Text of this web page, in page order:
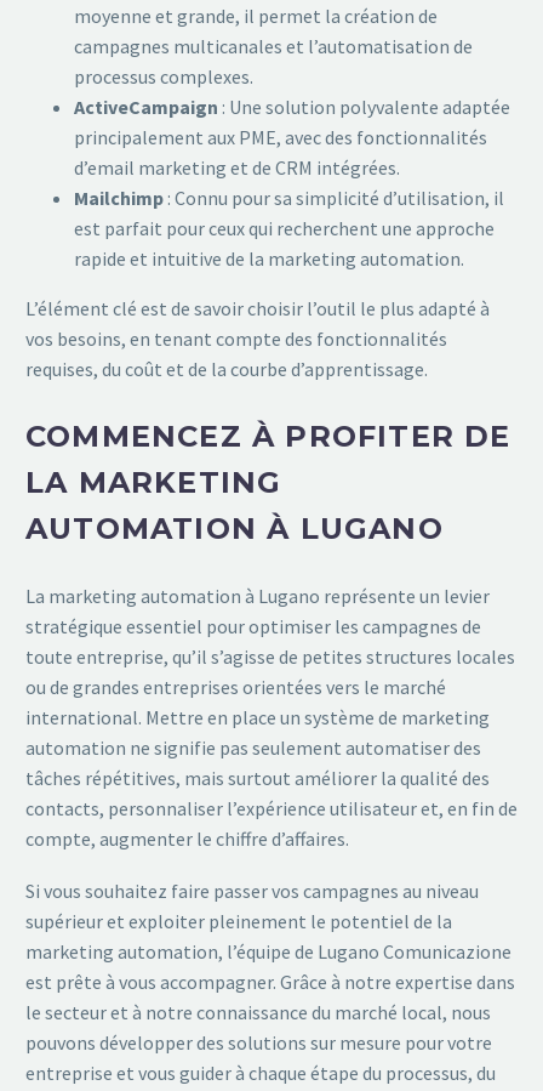
moyenne et grande, il permet la création de
campagnes multicanales et l’automatisation de
processus complexes.
ActiveCampaign : Une solution polyvalente adaptée
principalement aux PME, avec des fonctionnalités
d’email marketing et de CRM intégrées.
Mailchimp : Connu pour sa simplicité d’utilisation, il
est parfait pour ceux qui recherchent une approche
rapide et intuitive de la marketing automation.
L’élément clé est de savoir choisir l’outil le plus adapté à
vos besoins, en tenant compte des fonctionnalités
requises, du coût et de la courbe d’apprentissage.
COMMENCEZ À PROFITER DE
LA MARKETING
AUTOMATION À LUGANO
La marketing automation à Lugano représente un levier
stratégique essentiel pour optimiser les campagnes de
toute entreprise, qu’il s’agisse de petites structures locales
ou de grandes entreprises orientées vers le marché
international. Mettre en place un système de marketing
automation ne signifie pas seulement automatiser des
tâches répétitives, mais surtout améliorer la qualité des
contacts, personnaliser l’expérience utilisateur et, en fin de
compte, augmenter le chiffre d’affaires.
Si vous souhaitez faire passer vos campagnes au niveau
supérieur et exploiter pleinement le potentiel de la
marketing automation, l’équipe de Lugano Comunicazione
est prête à vous accompagner. Grâce à notre expertise dans
le secteur et à notre connaissance du marché local, nous
pouvons développer des solutions sur mesure pour votre
entreprise et vous guider à chaque étape du processus, du